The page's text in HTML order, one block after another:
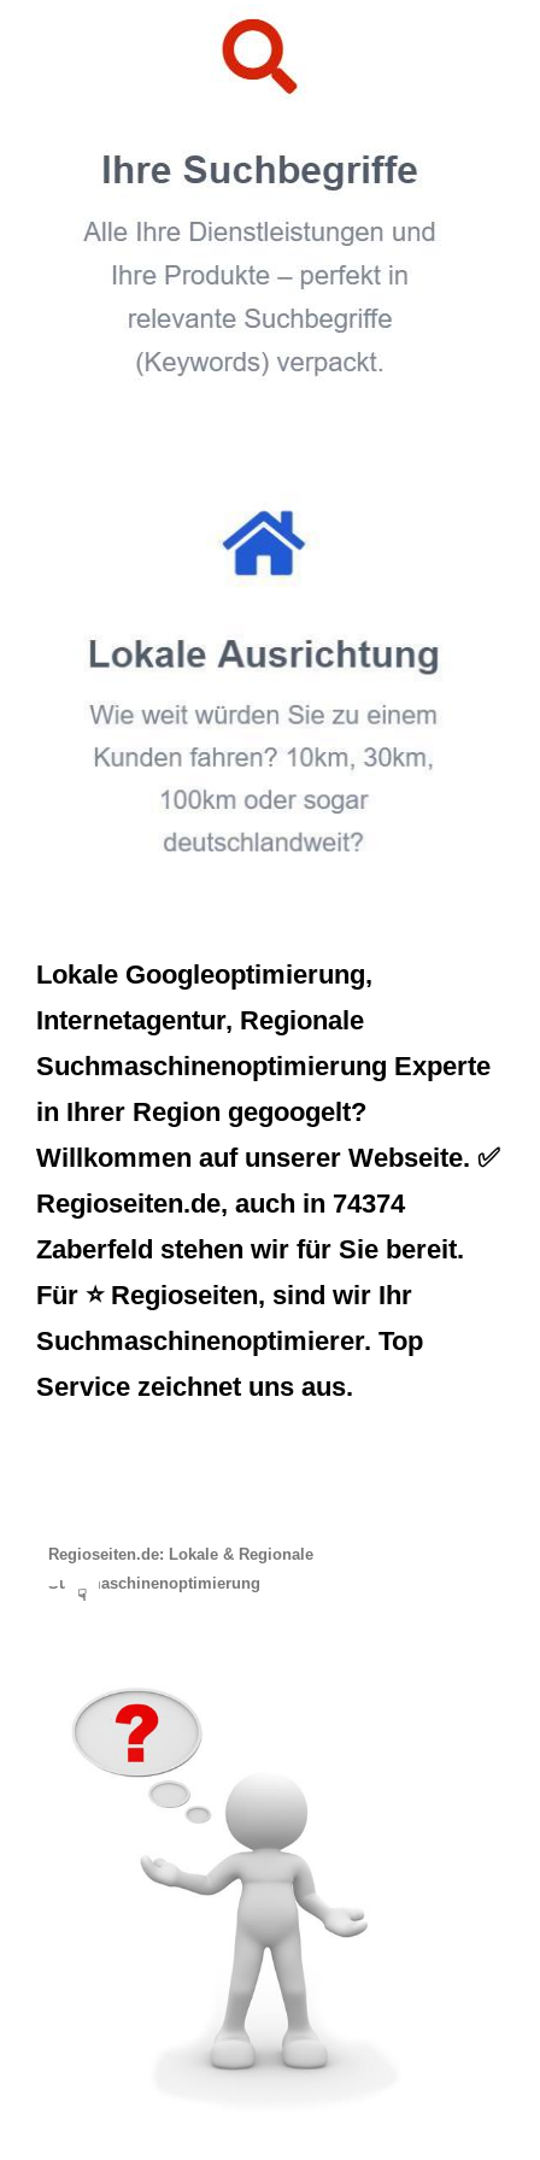
Lokale Googleoptimierung,
Internetagentur, Regionale
Suchmaschinenoptimierung Experte
in Ihrer Region gegoogelt?
Willkommen auf unserer Webseite. ✅
Regioseiten.de, auch in 74374
Zaberfeld stehen wir für Sie bereit.
Für ⭐ Regioseiten, sind wir Ihr
Suchmaschinenoptimierer. Top
Service zeichnet uns aus.
Regioseiten.de: Lokale & Regionale
Suchmaschinenoptimierung
☟